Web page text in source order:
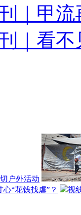
｜甲
｜看不
户外活动
“花钱找虐”？
视